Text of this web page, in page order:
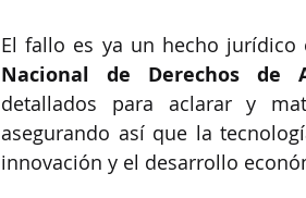
Nacional de Derechos de
detallados para aclarar y
asegurando así que la
innovación y el desarrollo